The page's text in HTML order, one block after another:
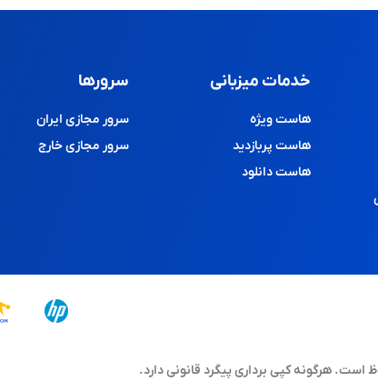
خدمات میزبانی
هاست ویژه
هاست پربازدید
هاست دانلود
سرورها
سرور مجازی ایران
سرور مجازی خارج
هرگونه کپی برداری پیگرد قانونی دارد.